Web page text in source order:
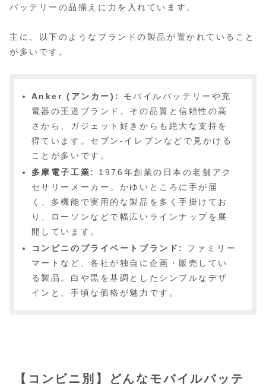
バッテリーの品揃えに力を入れています。
主に、以下のようなブランドの製品が置かれていること
が多いです。
Anker (アンカー):
モバイルバッテリーや充
電器の王道ブランド。その品質と信頼性の高
さから、ガジェット好きからも絶大な支持を
得ています。セブン-イレブンなどで見かける
ことが多いです。
多摩電子工業:
1976年創業の日本の老舗アク
セサリーメーカー。かゆいところに手が届
く、多機能で実用的な製品を多く手掛けてお
り、ローソンなどで幅広いラインナップを展
開しています。
コンビニのプライベートブランド:
ファミリー
マートなど、各社が独自に企画・販売してい
る製品。白や黒を基調としたシンプルなデザ
インと、手頃な価格が魅力です。
【コンビニ別】どんなモバイルバッテ